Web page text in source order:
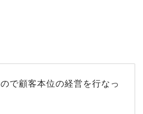
で顧客本位の経営を行なっ